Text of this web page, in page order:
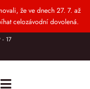
že ve dnech 27. 7. až
celozávodní dovolená.
17